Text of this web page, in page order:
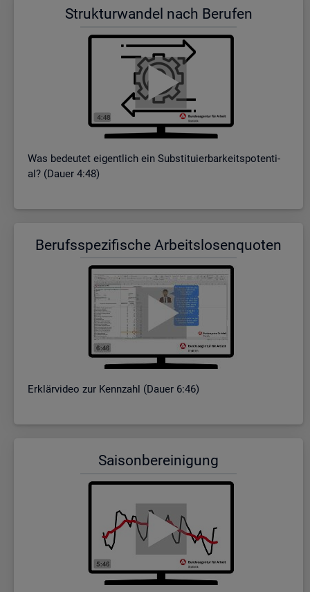
Struk­tur­wan­del nach Be­ru­fen
Was be­deu­tet ei­gent­lich ein Sub­sti­tu­ier­bar­keits­po­ten­ti­
al? (Dauer 4:48)
Be­rufs­spe­zi­fi­sche Ar­beits­lo­sen­quo­ten
Er­klär­vi­deo zur Kenn­zahl (Dauer 6:46)
Sai­son­be­rei­ni­gung